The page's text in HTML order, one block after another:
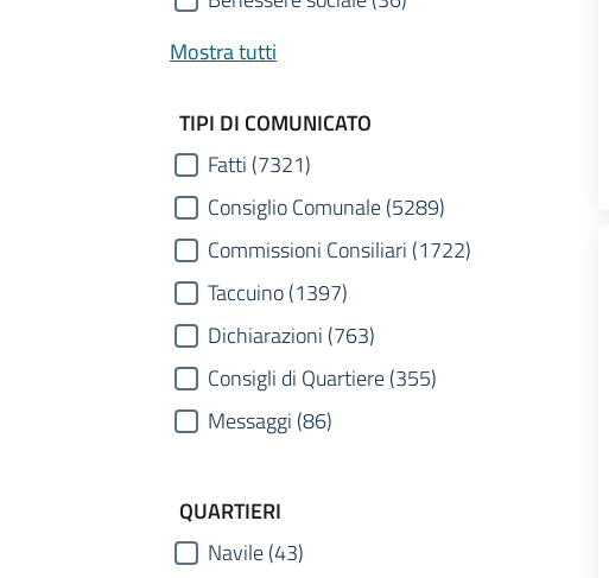
Mostra tutti
TIPI DI COMUNICATO
Fatti (7321)
Consiglio Comunale (5289)
Commissioni Consiliari (1722)
Taccuino (1397)
Dichiarazioni (763)
Consigli di Quartiere (355)
Messaggi (86)
QUARTIERI
Navile (43)